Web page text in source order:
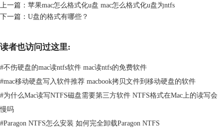
第三步，在磁盘工具里面，把准备好的U盘进行抹掉，或者说是格式化成
的不需要的文件。
上一篇： 苹果mac怎么格式化u盘 mac怎么格式化u盘为ntfs
下一篇： U盘的格式有哪些？
读者也访问过这里:
#不伤硬盘的mac读ntfs软件 mac读ntfs的免费软件
#mac移动硬盘写入软件推荐 macbook拷贝文件到移动硬盘的软件
#为什么Mac读写NTFS磁盘需要第三方软件 NTFS格式在Mac上的读写会
慢吗
#Paragon NTFS怎么安装 如何完全卸载Paragon NTFS